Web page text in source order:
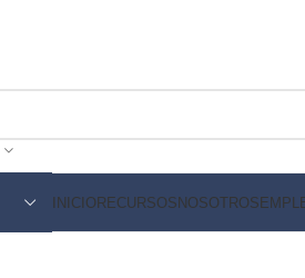
INICIORECURSOSNOSOTROS